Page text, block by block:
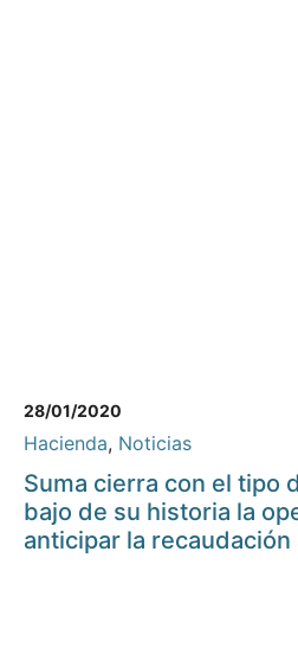
28/01/2020
Hacienda, Noticias
Suma cierra con el tipo
bajo de su historia la
anticipar la